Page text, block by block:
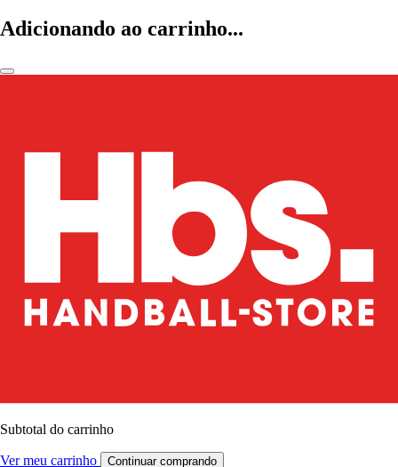
Adicionando ao carrinho...
Subtotal do carrinho
Ver meu carrinho Continuar comprando